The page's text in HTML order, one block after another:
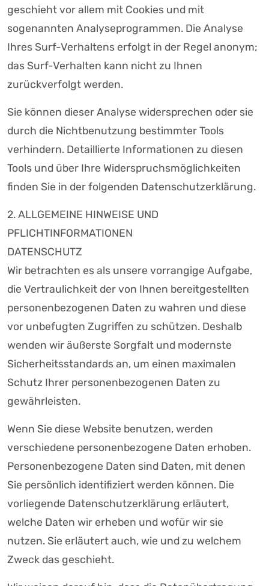
geschieht vor allem mit Cookies und mit
sogenannten Analyseprogrammen. Die Analyse
Ihres Surf-Verhaltens erfolgt in der Regel anonym;
das Surf-Verhalten kann nicht zu Ihnen
zurückverfolgt werden.
Sie können dieser Analyse widersprechen oder sie
durch die Nichtbenutzung bestimmter Tools
verhindern. Detaillierte Informationen zu diesen
Tools und über Ihre Widerspruchsmöglichkeiten
finden Sie in der folgenden Datenschutzerklärung.
2. ALLGEMEINE HINWEISE UND
PFLICHTINFORMATIONEN
DATENSCHUTZ
Wir betrachten es als unsere vorrangige Aufgabe,
die Vertraulichkeit der von Ihnen bereitgestellten
personenbezogenen Daten zu wahren und diese
vor unbefugten Zugriffen zu schützen. Deshalb
wenden wir äußerste Sorgfalt und modernste
Sicherheitsstandards an, um einen maximalen
Schutz Ihrer personenbezogenen Daten zu
gewährleisten.
Wenn Sie diese Website benutzen, werden
verschiedene personenbezogene Daten erhoben.
Personenbezogene Daten sind Daten, mit denen
Sie persönlich identifiziert werden können. Die
vorliegende Datenschutzerklärung erläutert,
welche Daten wir erheben und wofür wir sie
nutzen. Sie erläutert auch, wie und zu welchem
Zweck das geschieht.